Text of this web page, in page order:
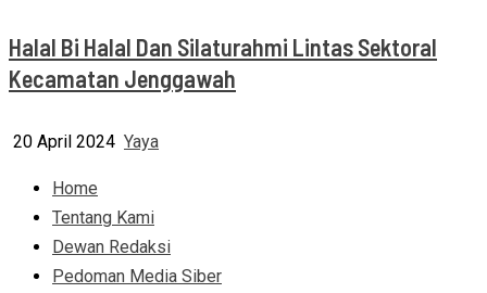
Halal Bi Halal Dan Silaturahmi Lintas Sektoral
Kecamatan Jenggawah
20 April 2024 Yaya
Home
Tentang Kami
Dewan Redaksi
Pedoman Media Siber